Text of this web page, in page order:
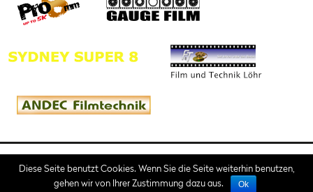
Impressum AGB
Diese Seite benutzt Cookies. Wenn Sie die Seite weiterhin benutzen,
gehen wir von Ihrer Zustimmung dazu aus.
Ok